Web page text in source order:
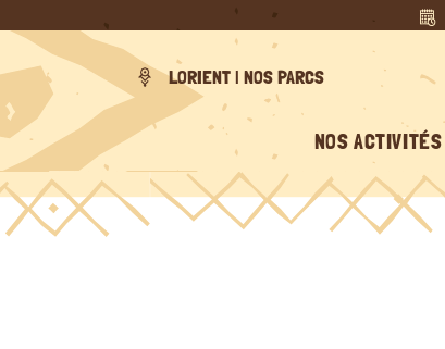
contenu
LORIENT | NOS PARCS
NOS ACTIVITÉS